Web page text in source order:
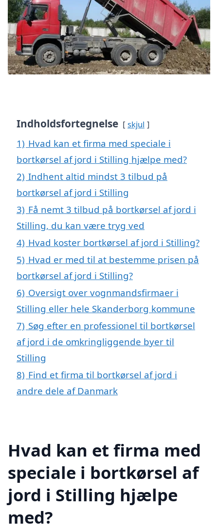
Indholdsfortegnelse skjul
1) Hvad kan et firma med speciale i
bortkørsel af jord i Stilling hjælpe med?
2) Indhent altid mindst 3 tilbud på
bortkørsel af jord i Stilling
3) Få nemt 3 tilbud på bortkørsel af jord i
Stilling, du kan være tryg ved
4) Hvad koster bortkørsel af jord i Stilling?
5) Hvad er med til at bestemme prisen på
bortkørsel af jord i Stilling?
6) Oversigt over vognmandsfirmaer i
Stilling eller hele Skanderborg kommune
7) Søg efter en professionel til bortkørsel
af jord i de omkringliggende byer til
Stilling
8) Find et firma til bortkørsel af jord i
andre dele af Danmark
Hvad kan et firma med
speciale i bortkørsel af
jord i Stilling hjælpe
med?